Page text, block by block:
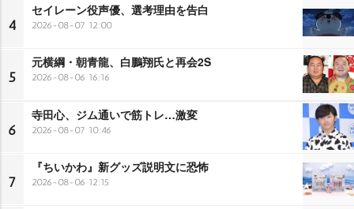
4
セイレーン役声優、選考理由を告白
2026-08-07 12:00
5
元横綱・朝青龍、白鵬翔氏と再会2S
2026-08-06 16:16
6
寺田心、ジム通いで筋トレ…激変
2026-08-07 10:46
7
『ちいかわ』新グッズ説明文に恐怖
2026-08-06 12:15